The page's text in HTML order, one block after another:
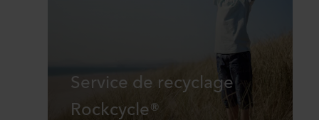
Service de recyclage
Rockcycle®